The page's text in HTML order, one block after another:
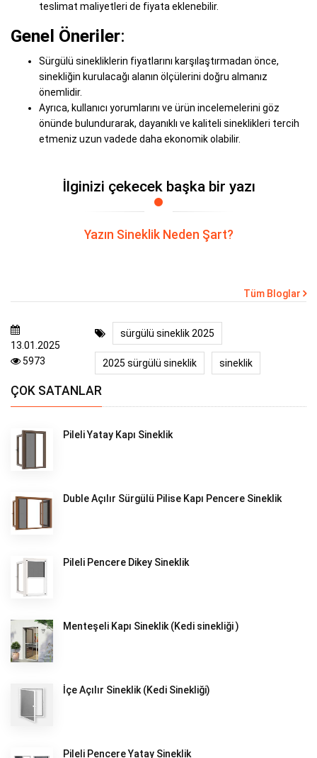
teslimat maliyetleri de fiyata eklenebilir.
Genel Öneriler:
Sürgülü sinekliklerin fiyatlarını karşılaştırmadan önce,
sinekliğin kurulacağı alanın ölçülerini doğru almanız
önemlidir.
Ayrıca, kullanıcı yorumlarını ve ürün incelemelerini göz
önünde bulundurarak, dayanıklı ve kaliteli sineklikleri tercih
etmeniz uzun vadede daha ekonomik olabilir.
İlginizi çekecek başka bir yazı
Yazın Sineklik Neden Şart?
Tüm Bloglar
13.01.2025
5973
sürgülü sineklik 2025
2025 sürgülü sineklik sineklik
ÇOK SATANLAR
Pileli Yatay Kapı Sineklik
Duble Açılır Sürgülü Pilise Kapı Pencere Sineklik
Pileli Pencere Dikey Sineklik
Menteşeli Kapı Sineklik (Kedi sinekliği )
İçe Açılır Sineklik (Kedi Sinekliği)
Pileli Pencere Yatay Sineklik